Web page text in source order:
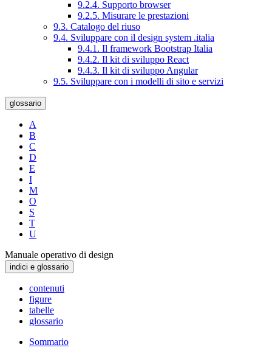
9.2.4. Supporto browser
9.2.5. Misurare le prestazioni
9.3. Catalogo del riuso
9.4. Sviluppare con il design system .italia
9.4.1. Il framework Bootstrap Italia
9.4.2. Il kit di sviluppo React
9.4.3. Il kit di sviluppo Angular
9.5. Sviluppare con i modelli di sito e servizi
glossario
A
B
C
D
E
I
M
O
S
T
U
Manuale operativo di design
indici e glossario
contenuti
figure
tabelle
glossario
Sommario